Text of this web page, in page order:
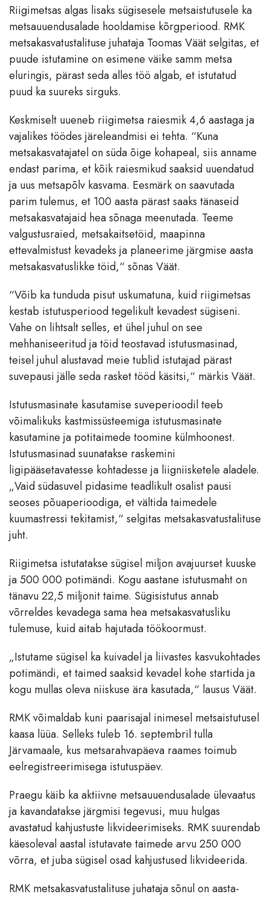
Riigimetsas algas lisaks sügisesele metsaistutusele ka
metsauuendusalade hooldamise kõrgperiood. RMK
metsakasvatustalituse juhataja Toomas Väät selgitas, et
puude istutamine on esimene väike samm metsa
eluringis, pärast seda alles töö algab, et istutatud
puud ka suureks sirguks.
Keskmiselt uueneb riigimetsa raiesmik 4,6 aastaga ja
vajalikes töödes järeleandmisi ei tehta. “Kuna
metsakasvatajatel on süda õige kohapeal, siis anname
endast parima, et kõik raiesmikud saaksid uuendatud
ja uus metsapõlv kasvama. Eesmärk on saavutada
parim tulemus, et 100 aasta pärast saaks tänaseid
metsakasvatajaid hea sõnaga meenutada. Teeme
valgustusraied, metsakaitsetöid, maapinna
ettevalmistust kevadeks ja planeerime järgmise aasta
metsakasvatuslikke töid,“ sõnas Väät.
“Võib ka tunduda pisut uskumatuna, kuid riigimetsas
kestab istutusperiood tegelikult kevadest sügiseni.
Vahe on lihtsalt selles, et ühel juhul on see
mehhaniseeritud ja töid teostavad istutusmasinad,
teisel juhul alustavad meie tublid istutajad pärast
suvepausi jälle seda rasket tööd käsitsi,“ märkis Väät.
Istutusmasinate kasutamise suveperioodil teeb
võimalikuks kastmissüsteemiga istutusmasinate
kasutamine ja potitaimede toomine külmhoonest.
Istutusmasinad suunatakse raskemini
ligipääsetavatesse kohtadesse ja liigniisketele aladele.
„Vaid südasuvel pidasime teadlikult osalist pausi
seoses põuaperioodiga, et vältida taimedele
kuumastressi tekitamist,“ selgitas metsakasvatustalituse
juht.
Riigimetsa istutatakse sügisel miljon avajuurset kuuske
ja 500 000 potimändi. Kogu aastane istutusmaht on
tänavu 22,5 miljonit taime. Sügisistutus annab
võrreldes kevadega sama hea metsakasvatusliku
tulemuse, kuid aitab hajutada töökoormust.
„Istutame sügisel ka kuivadel ja liivastes kasvukohtades
potimändi, et taimed saaksid kevadel kohe startida ja
kogu mullas oleva niiskuse ära kasutada,“ lausus Väät.
RMK võimaldab kuni paarisajal inimesel metsaistutusel
kaasa lüüa. Selleks tuleb 16. septembril tulla
Järvamaale, kus metsarahvapäeva raames toimub
eelregistreerimisega istutuspäev.
Praegu käib ka aktiivne metsauuendusalade ülevaatus
ja kavandatakse järgmisi tegevusi, muu hulgas
avastatud kahjustuste likvideerimiseks. RMK suurendab
käesoleval aastal istutavate taimede arvu 250 000
võrra, et juba sügisel osad kahjustused likvideerida.
RMK metsakasvatustalituse juhataja sõnul on aasta-